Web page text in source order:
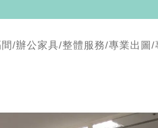
/辦公家具/整體服務/專業出圖